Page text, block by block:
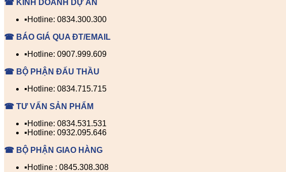
☎ KINH DOANH DỰ ÁN
▪️Hotline: 0834.300.300
☎ BÁO GIÁ QUA ĐT/EMAIL
▪️Hotline: 0907.999.609
☎ BỘ PHẬN ĐẤU THẦU
▪️Hotline: 0834.715.715
☎ TƯ VẤN SẢN PHẨM
▪️Hotline: 0834.531.531
▪️Hotline: 0932.095.646
☎ BỘ PHẬN GIAO HÀNG
▪️Hotline : 0845.308.308